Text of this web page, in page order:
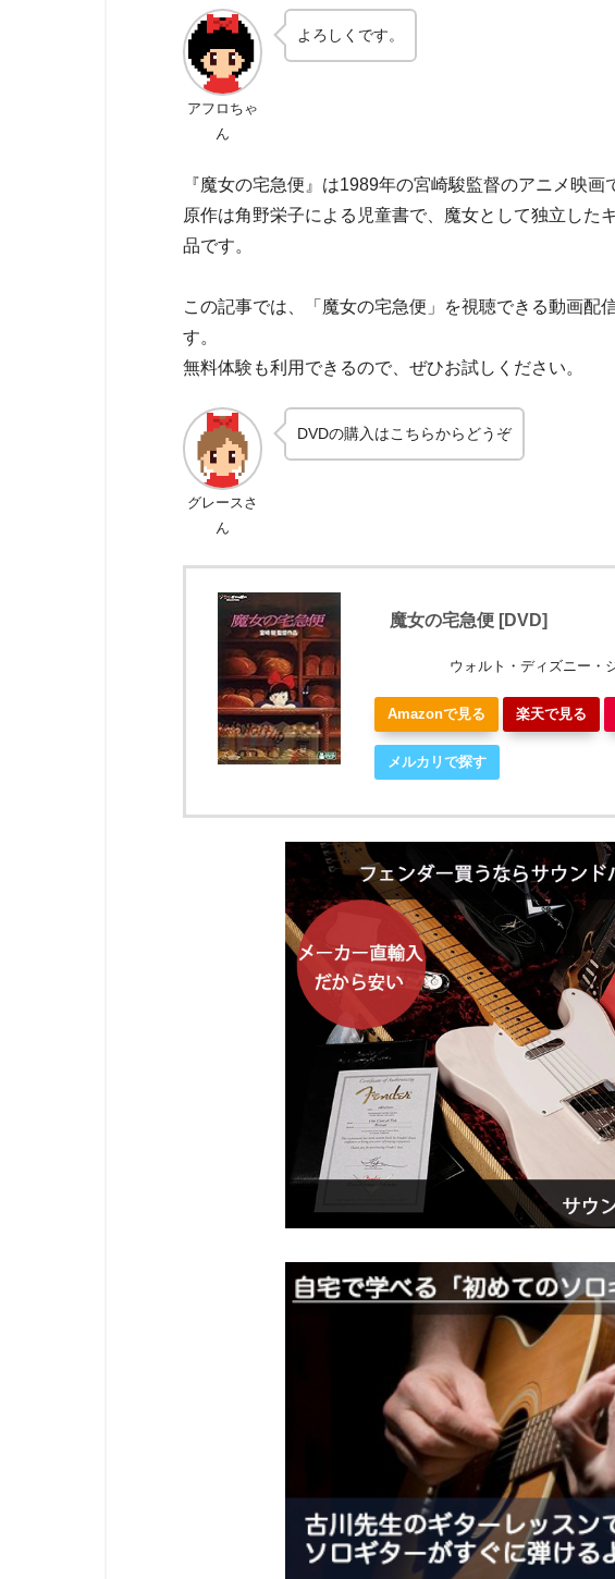
アフロちゃ
ん
よろしくです。
『魔女の宅急便』は1989年の宮崎駿監督のアニメ映画
原作は角野栄子による児童書で、魔女として独立した
品です。
この記事では、「魔女の宅急便」を視聴できる動画配
す。
無料体験も利用できるので、ぜひお試しください。
グレースさ
ん
DVDの購入はこちらからどうぞ
魔女の宅急便 [DVD]
ウォルト・ディズニー・
Amazonで見る 楽天で見る
メルカリで探す